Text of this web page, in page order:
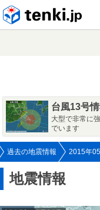
台風13号
大型で非常に
でいます
過去の地震情報 2015年
地震情報